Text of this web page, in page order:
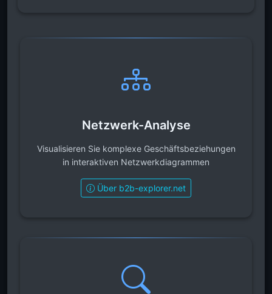
Netzwerk-Analyse
Visualisieren Sie komplexe Geschäftsbeziehungen
in interaktiven Netzwerkdiagrammen
Über b2b-explorer.net